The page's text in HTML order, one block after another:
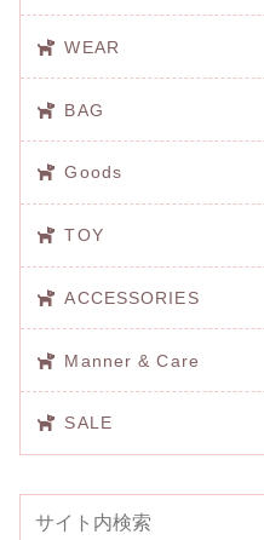
WEAR
BAG
Goods
TOY
ACCESSORIES
Manner & Care
SALE